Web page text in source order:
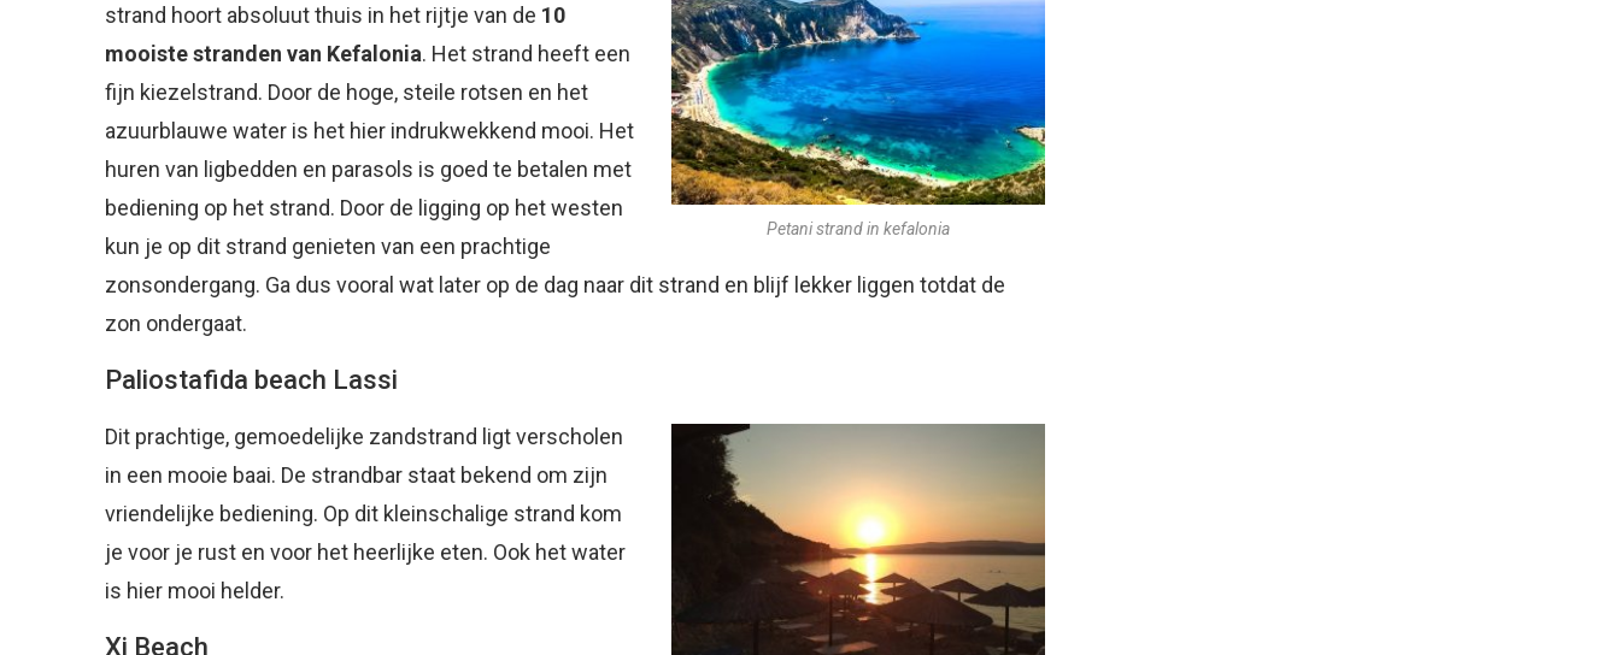
Petani strand in kefalonia
strand hoort absoluut thuis in het rijtje van de 10
mooiste stranden van Kefalonia. Het strand heeft een
fijn kiezelstrand. Door de hoge, steile rotsen en het
azuurblauwe water is het hier indrukwekkend mooi. Het
huren van ligbedden en parasols is goed te betalen met
bediening op het strand. Door de ligging op het westen
kun je op dit strand genieten van een prachtige
zonsondergang. Ga dus vooral wat later op de dag naar dit strand en blijf lekker liggen totdat de
zon ondergaat.
Paliostafida beach Lassi
Dit prachtige, gemoedelijke zandstrand ligt verscholen
in een mooie baai. De strandbar staat bekend om zijn
vriendelijke bediening. Op dit kleinschalige strand kom
je voor je rust en voor het heerlijke eten. Ook het water
is hier mooi helder.
Xi Beach